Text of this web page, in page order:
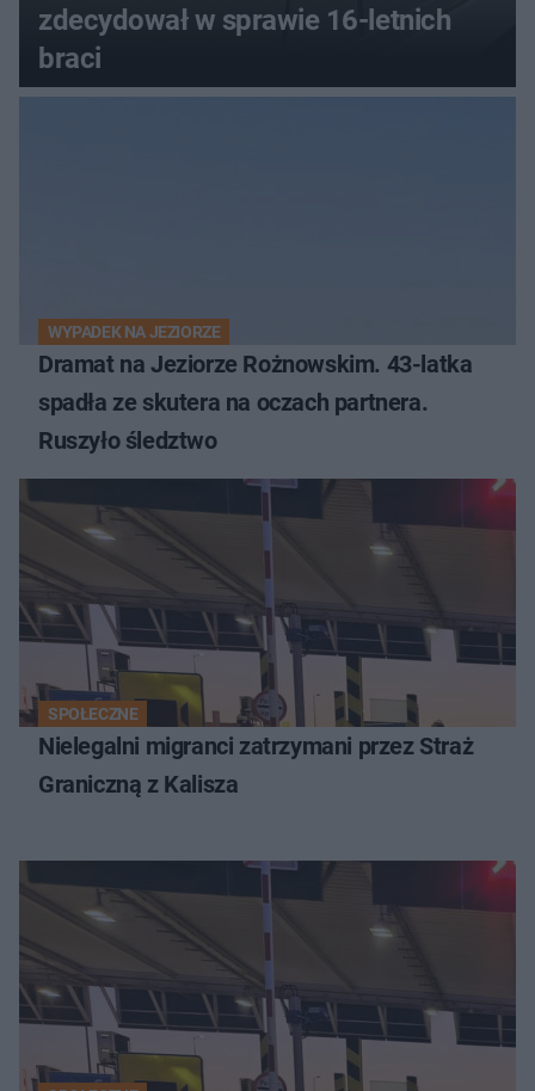
zdecydował w sprawie 16-letnich
braci
WYPADEK NA JEZIORZE
Dramat na Jeziorze Rożnowskim. 43-latka
spadła ze skutera na oczach partnera.
Ruszyło śledztwo
SPOŁECZNE
Nielegalni migranci zatrzymani przez Straż
Graniczną z Kalisza